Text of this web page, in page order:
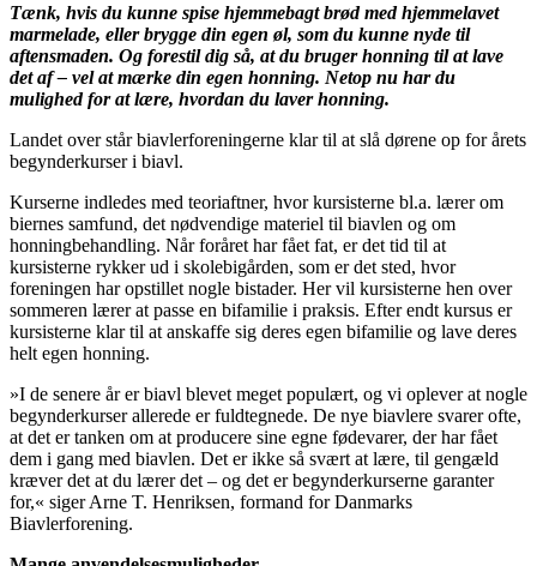
Tænk, hvis du kunne spise hjemmebagt brød med hjemmelavet
marmelade, eller brygge din egen øl, som du kunne nyde til
aftensmaden. Og forestil dig så, at du bruger honning til at lave
det af – vel at mærke din egen honning. Netop nu har du
mulighed for at lære, hvordan du laver honning.
Landet over står biavlerforeningerne klar til at slå dørene op for årets
begynderkurser i biavl.
Kurserne indledes med teoriaftner, hvor kursisterne bl.a. lærer om
biernes samfund, det nødvendige materiel til biavlen og om
honningbehandling. Når foråret har fået fat, er det tid til at
kursisterne rykker ud i skolebigården, som er det sted, hvor
foreningen har opstillet nogle bistader. Her vil kursisterne hen over
sommeren lærer at passe en bifamilie i praksis. Efter endt kursus er
kursisterne klar til at anskaffe sig deres egen bifamilie og lave deres
helt egen honning.
»I de senere år er biavl blevet meget populært, og vi oplever at nogle
begynderkurser allerede er fuldtegnede. De nye biavlere svarer ofte,
at det er tanken om at producere sine egne fødevarer, der har fået
dem i gang med biavlen. Det er ikke så svært at lære, til gengæld
kræver det at du lærer det – og det er begynderkurserne garanter
for,« siger Arne T. Henriksen, formand for Danmarks
Biavlerforening.